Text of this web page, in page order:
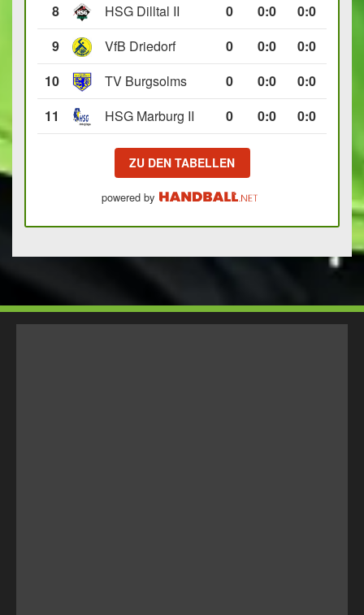
8
HSG Dilltal II 0 0:0
0:0
9
VfB Driedorf 0 0:0
0:0
10
TV Burgsolms 0 0:0
0:0
11
HSG Marburg II 0 0:0 0:0
ZU DEN TABELLEN
powered by